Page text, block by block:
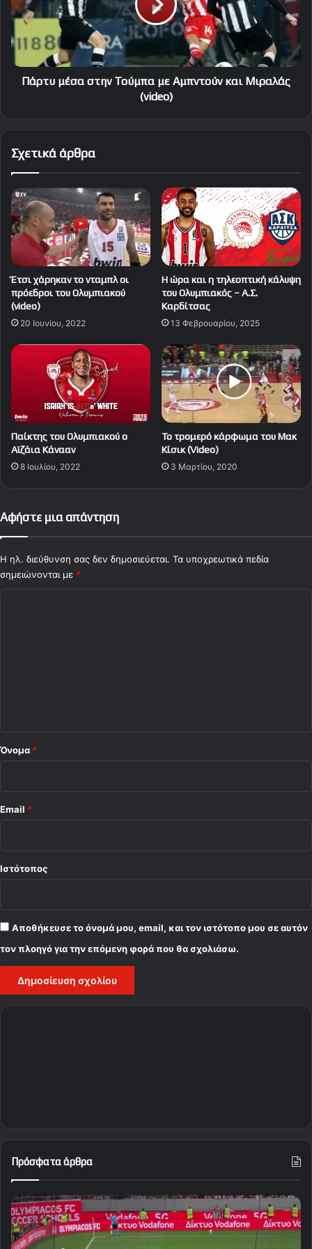
με
Αμπντούν
και
Μιραλάς
(video)
Πάρτυ μέσα στην Τούμπα με Αμπντούν και Μιραλάς
(video)
Σχετικά άρθρα
Έτσι χάρηκαν το νταμπλ οι
πρόεδροι του Ολυμπιακού
(video)
20 Ιουνίου, 2022
Η ώρα και η τηλεοπτική κάλυψη
του Ολυμπιακός – Α.Σ.
Καρδίτσας
13 Φεβρουαρίου, 2025
Παίκτης του Ολυμπιακού ο
Αϊζάια Κάνααν
8 Ιουλίου, 2022
Το τρομερό κάρφωμα του Μακ
Κίσικ (Video)
3 Μαρτίου, 2020
Αφήστε μια απάντηση
Η ηλ. διεύθυνση σας δεν δημοσιεύεται. Τα υποχρεωτικά πεδία
σημειώνονται με *
Όνομα *
Email *
Ιστότοπος
Αποθήκευσε το όνομά μου, email, και τον ιστότοπο μου σε αυτόν
τον πλοηγό για την επόμενη φορά που θα σχολιάσω.
Πρόσφατα άρθρα